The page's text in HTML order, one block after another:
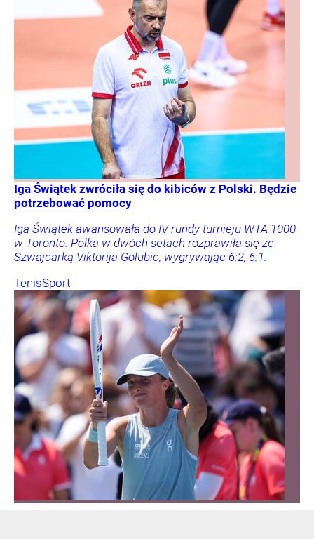
Iga Świątek zwróciła się do kibiców z Polski. Będzie
potrzebować pomocy
Iga Świątek awansowała do IV rundy turnieju WTA 1000
w Toronto. Polka w dwóch setach rozprawiła się ze
Szwajcarką Viktorija Golubic, wygrywając 6:2, 6:1.
TenisSport